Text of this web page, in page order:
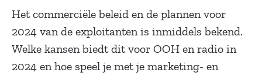
Het commerciële beleid en de plannen voor
2024 van de exploitanten is inmiddels bekend.
Welke kansen biedt dit voor OOH en radio in
2024 en hoe speel je met je marketing- en